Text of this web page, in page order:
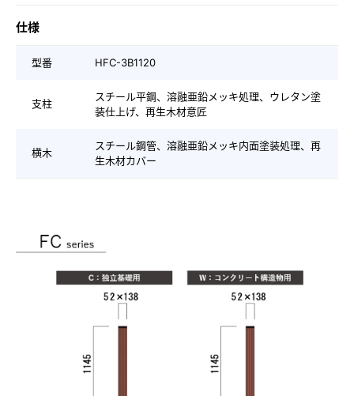
仕様
型番 HFC-3B1120
支柱
スチール平鋼、溶融亜鉛メッキ処理、ウレタン塗
装仕上げ、再生木材意匠
横木
スチール鋼管、溶融亜鉛メッキ内面塗装処理、再
生木材カバー